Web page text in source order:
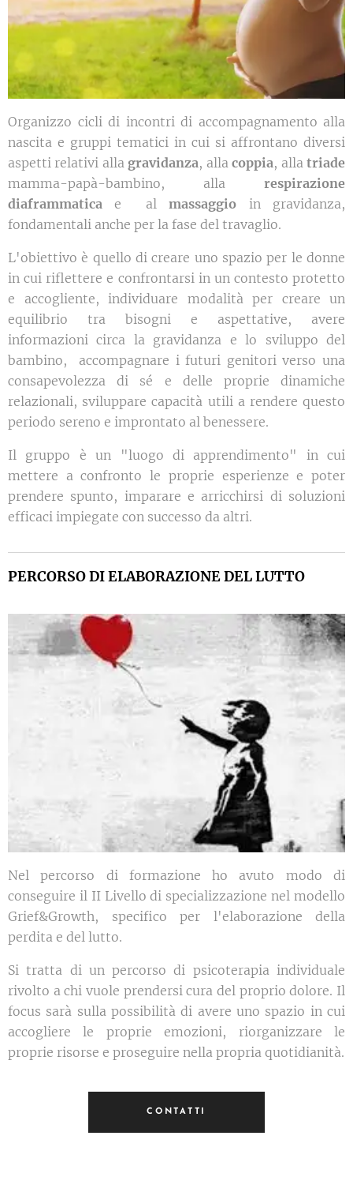
Organizzo cicli di incontri di accompagnamento alla
nascita e gruppi tematici in cui si affrontano diversi
aspetti relativi alla gravidanza, allacoppia, allatriade
mamma-papà-bambino, alla respirazione
diaframmaticae almassaggio in gravidanza,
fondamentali anche per la fase del travaglio.
L'obiettivo è quello di creare uno spazio per le donne
in cui riflettere e confrontarsi in un contesto protetto
e accogliente, individuare modalità per creare un
equilibrio tra bisogni e aspettative, avere
informazioni circa la gravidanza e lo sviluppo del
bambino, accompagnare i futuri genitori verso una
consapevolezza di sé e delle proprie dinamiche
relazionali, sviluppare capacità utili a rendere questo
periodo sereno e improntato al benessere.
Il gruppo è un "luogo di apprendimento" in cui
mettere a confronto le proprie esperienze e poter
prendere spunto, imparare e arricchirsi di soluzioni
efficaci impiegate con successo da altri.
PERCORSO DI ELABORAZIONE DEL LUTTO
Nel percorso di formazione ho avuto modo di
conseguire il II Livello di specializzazione nel modello
Grief&Growth, specifico per l'elaborazione della
perdita e del lutto.
Si tratta di un percorso di psicoterapia individuale
rivolto a chi vuole prendersi cura del proprio dolore. Il
focus sarà sulla possibilità di avere uno spazio in cui
accogliere le proprie emozioni, riorganizzare le
proprie risorse e proseguire nella propria quotidianità.
CONTATTI